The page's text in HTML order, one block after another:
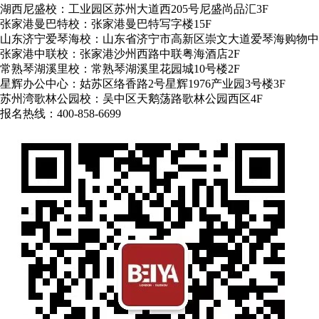
湖西尼盛校：工业园区苏州大道西205号尼盛尚品汇3F
张家港曼巴特校：张家港曼巴特写字楼15F
山东济宁爱琴海校：山东省济宁市高新区崇文大道爱琴海购物
张家港中联校：张家港沙州西路中联粤海酒店2F
常熟琴湖溪里校：常熟琴湖溪里花园城10号楼2F
星辉办公中心：姑苏区络香路2号星辉1976产业园3号楼3F
苏州湾歌林公园校：吴中区天鹅荡路歌林公园西区4F
报名热线：400-858-6699